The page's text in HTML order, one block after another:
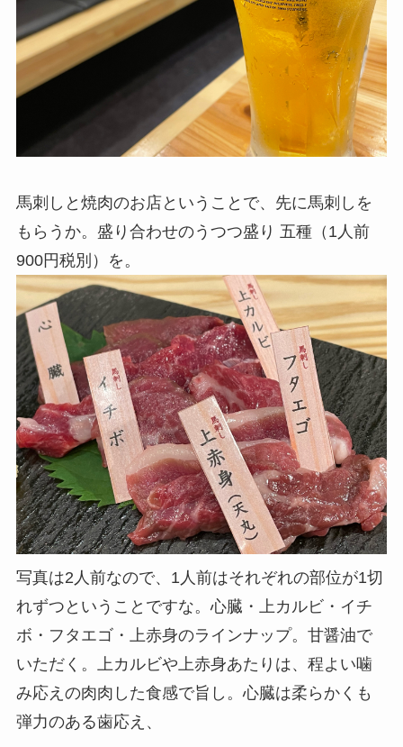
馬刺しと焼肉のお店ということで、先に馬刺しを
もらうか。盛り合わせのうつつ盛り 五種（1人前
900円税別）を。
写真は2人前なので、1人前はそれぞれの部位が1切
れずつということですな。心臓・上カルビ・イチ
ボ・フタエゴ・上赤身のラインナップ。甘醤油で
いただく。上カルビや上赤身あたりは、程よい噛
み応えの肉肉した食感で旨し。心臓は柔らかくも
弾力のある歯応え、